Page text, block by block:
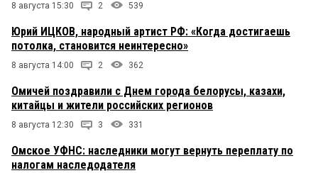
8 августа 15:30 2 539
Юрий ИЦКОВ, народный артист РФ: «Когда достигаешь
потолка, становится неинтересно»
8 августа 14:00 2 362
Омичей поздравили с Днем города белорусы, казахи,
китайцы и жители российских регионов
8 августа 12:30 3 331
Омское УФНС: наследники могут вернуть переплату по
налогам наследодателя